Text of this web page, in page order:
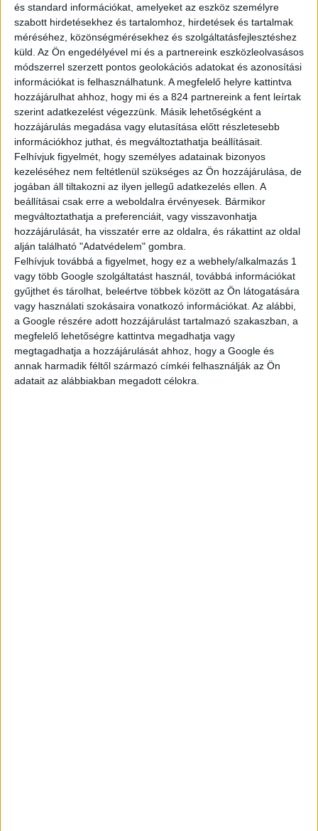
és standard információkat, amelyeket az eszköz személyre
szabott hirdetésekhez és tartalomhoz, hirdetések és tartalmak
méréséhez, közönségmérésekhez és szolgáltatásfejlesztéshez
küld. Az Ön engedélyével mi és a partnereink eszközleolvasásos
módszerrel szerzett pontos geolokációs adatokat és azonosítási
információkat is felhasználhatunk. A megfelelő helyre kattintva
hozzájárulhat ahhoz, hogy mi és a 824 partnereink a fent leírtak
szerint adatkezelést végezzünk. Másik lehetőségként a
hozzájárulás megadása vagy elutasítása előtt részletesebb
információkhoz juthat, és megváltoztathatja beállításait.
Felhívjuk figyelmét, hogy személyes adatainak bizonyos
kezeléséhez nem feltétlenül szükséges az Ön hozzájárulása, de
jogában áll tiltakozni az ilyen jellegű adatkezelés ellen. A
beállításai csak erre a weboldalra érvényesek. Bármikor
megváltoztathatja a preferenciáit, vagy visszavonhatja
hozzájárulását, ha visszatér erre az oldalra, és rákattint az oldal
alján található "Adatvédelem" gombra.
Felhívjuk továbbá a figyelmet, hogy ez a webhely/alkalmazás 1
vagy több Google szolgáltatást használ, továbbá információkat
gyűjthet és tárolhat, beleértve többek között az Ön látogatására
vagy használati szokásaira vonatkozó információkat. Az alábbi,
a Google részére adott hozzájárulást tartalmazó szakaszban, a
megfelelő lehetőségre kattintva megadhatja vagy
megtagadhatja a hozzájárulását ahhoz, hogy a Google és
annak harmadik féltől származó címkéi felhasználják az Ön
adatait az alábbiakban megadott célokra.
TELJES KÍNÁLAT
AKTUÁLIS
AJÁNLATAINK